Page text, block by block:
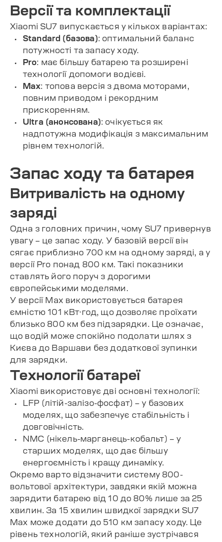
Версії та комплектації
Xiaomi SU7 випускається у кількох варіантах:
Standard (базова): оптимальний баланс
потужності та запасу ходу.
Pro: має більшу батарею та розширені
технології допомоги водієві.
Max: топова версія з двома моторами,
повним приводом і рекордним
прискоренням.
Ultra (анонсована): очікується як
надпотужна модифікація з максимальним
рівнем технологій.
Запас ходу та батарея
Витривалість на одному
заряді
Одна з головних причин, чому SU7 привернув
увагу – це запас ходу. У базовій версії він
сягає приблизно 700 км на одному заряді, а у
версії Pro понад 800 км. Такі показники
ставлять його поруч з дорогими
європейськими моделями.
У версії Max використовується батарея
ємністю 101 кВт·год, що дозволяє проїхати
близько 800 км без підзарядки. Це означає,
що водій може спокійно подолати шлях з
Києва до Варшави без додаткової зупинки
для зарядки.
Технології батареї
Xiaomi використовує дві основні технології:
LFP (літій-залізо-фосфат) – у базових
моделях, що забезпечує стабільність і
довговічність.
NMC (нікель-марганець-кобальт) – у
старших моделях, що дає більшу
енергоємність і кращу динаміку.
Окремо варто відзначити систему 800-
вольтової архітектури, завдяки якій можна
зарядити батарею від 10 до 80% лише за 25
хвилин. За 15 хвилин швидкої зарядки SU7
Max може додати до 510 км запасу ходу. Це
рівень технологій, який раніше зустрічався